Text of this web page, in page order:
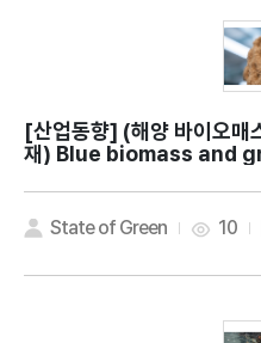
[산업동향]
재) Blue biomass and
ntial for using ocean
building materials
State of Green 10